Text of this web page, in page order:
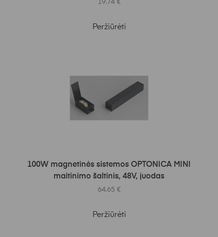
19.74 €
Peržiūrėti
Į KREPŠELĮ
100W magnetinės sistemos OPTONICA MINI
maitinimo šaltinis, 48V, juodas
64.65 €
Peržiūrėti